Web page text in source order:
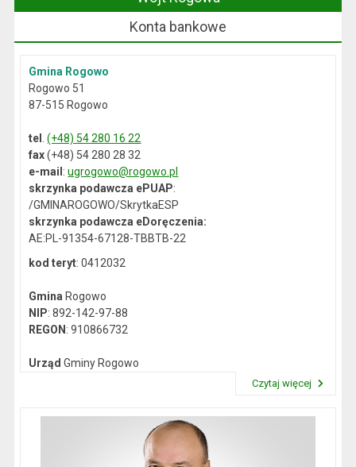
Konta bankowe
Gmina Rogowo
Rogowo 51
87-515 Rogowo
tel .(+48) 54 280 16 22
fax(+48) 54 280 28 32
e-mail :ugrogowo@rogowo.pl
skrzynka podawcza ePUAP:
/GMINAROGOWO/SkrytkaESP
skrzynka podawcza eDoręczenia:
AE:PL-91354-67128-TBBTB-22
kod teryt: 0412032
Gmina Rogowo
NIP: 892-142-97-88
REGON : 910866732
Urząd Gminy Rogowo
Czytaj więcej